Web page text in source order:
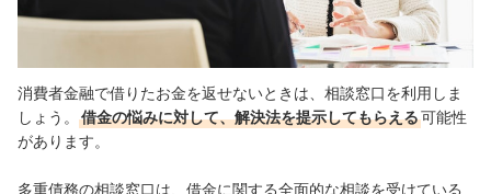
消費者金融で借りたお金を返せないときは、相談窓口を利用しま
しょう。
借金の悩みに対して、解決法を提示してもらえる可能性
があります。
多重債務の相談窓口は、借金に関する全面的な相談を受けている